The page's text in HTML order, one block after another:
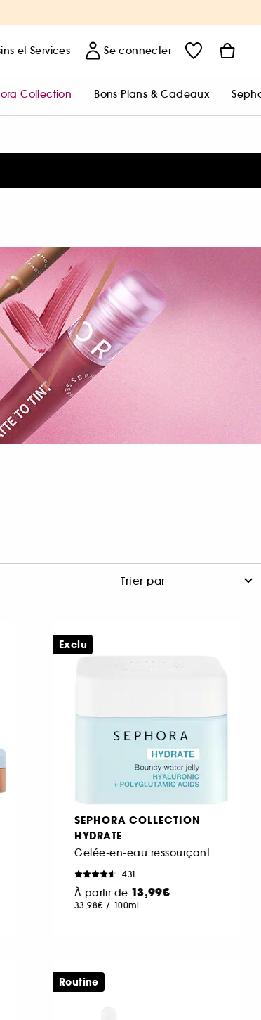
et Services Se connecter
Collection Bons Plans & Cadeaux
SEPHORA COLLECTION
HYDRATE
Gelée-en-eau ressourçante à l'Acide hyaluronique et polyglutamique
431
À partir de 13,99€
33,98€ / 100ml
Exclu
Routine